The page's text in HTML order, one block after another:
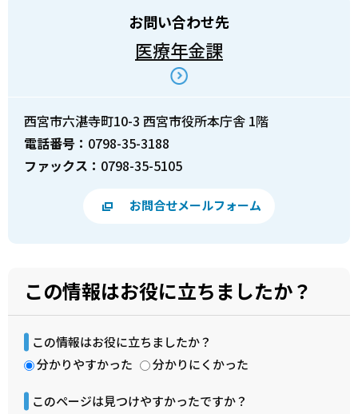
お問い合わせ先
医療年金課
西宮市六湛寺町10-3 西宮市役所本庁舎 1階
電話番号： 0798-35-3188
ファックス： 0798-35-5105
お問合せメールフォーム
この情報はお役に立ちましたか？
この情報はお役に立ちましたか？
分かりやすかった
分かりにくかった
このページは見つけやすかったですか？